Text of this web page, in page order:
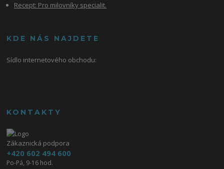
Recept: Pro milovníky specialit.
KDE NÁS NAJDETE
Sídlo internetového obchodu:
KONTAKTY
Zákaznická podpora
+420 602 494 600
Po-Pá, 9-16 hod.